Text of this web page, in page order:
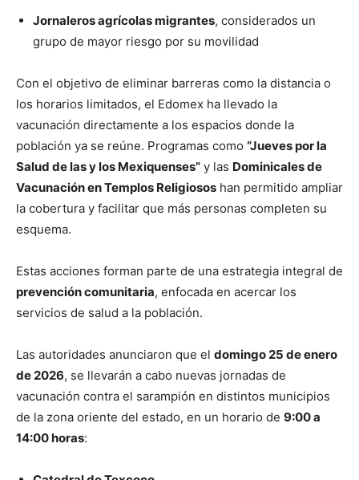
Jornaleros agrícolas migrantes, considerados un
grupo de mayor riesgo por su movilidad
Con el objetivo de eliminar barreras como la distancia o
los horarios limitados, el Edomex ha llevado la
vacunación directamente a los espacios donde la
población ya se reúne. Programas como “Jueves por la
Salud de las y los Mexiquenses” y las Dominicales de
Vacunación en Templos Religiosos han permitido ampliar
la cobertura y facilitar que más personas completen su
esquema.
Estas acciones forman parte de una estrategia integral de
prevención comunitaria, enfocada en acercar los
servicios de salud a la población.
Las autoridades anunciaron que el domingo 25 de enero
de 2026, se llevarán a cabo nuevas jornadas de
vacunación contra el sarampión en distintos municipios
de la zona oriente del estado, en un horario de 9:00 a
14:00 horas: